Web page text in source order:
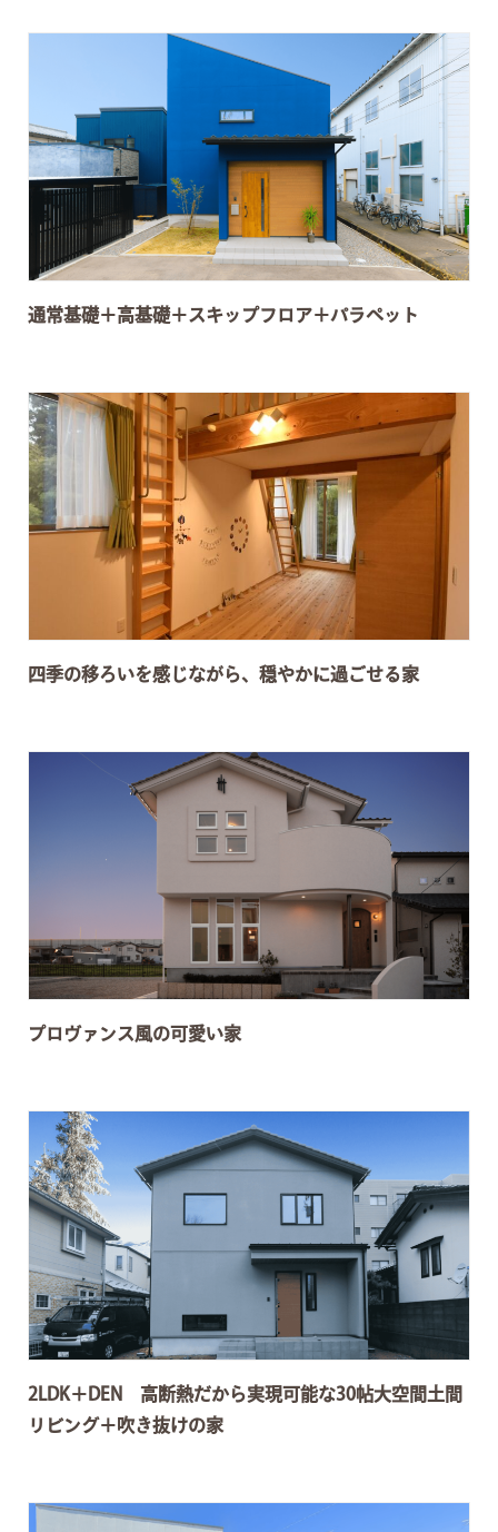
通常基礎＋高基礎＋スキップフロア＋パラペット
四季の移ろいを感じながら、穏やかに過ごせる家
プロヴァンス風の可愛い家
2LDK＋DEN 高断熱だから実現可能な30帖大空間土間
リビング＋吹き抜けの家